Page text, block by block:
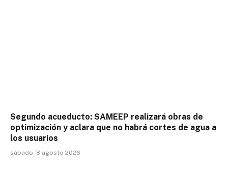
Segundo acueducto: SAMEEP realizará obras de
optimización y aclara que no habrá cortes de agua a
los usuarios
sábado, 8 agosto 2026